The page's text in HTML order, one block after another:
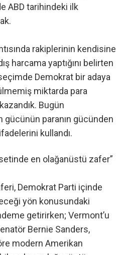
ABD tarihindeki ilk
rakiplerinin kendisine
harcama yaptığını belirten
Demokrat bir adaya
miktarda para
Bugün
gücünün paranın gücünden
kullandı.
en olağanüstü zafer”
Demokrat Parti içinde
yön konusundaki
getirirken; Vermont’u
Bernie Sanders,
modern Amerikan